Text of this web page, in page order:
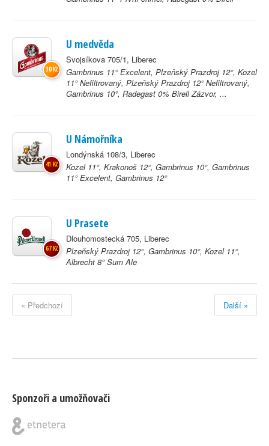
U medvěda
Svojsíkova 705/1, Liberec
Gambrinus 11° Excelent, Plzeňský Prazdroj 12°, Kozel
11° Nefiltrovaný, Plzeňský Prazdroj 12° Nefiltrovaný,
Gambrinus 10°, Radegast 0% Birell Zázvor, ...
30 Kč
U Námořníka
Londýnská 108/3, Liberec
Kozel 11°, Krakonoš 12°, Gambrinus 10°, Gambrinus
11° Excelent, Gambrinus 12°
41 Kč
U Prasete
Dlouhomostecká 705, Liberec
Plzeňský Prazdroj 12°, Gambrinus 10°, Kozel 11°,
Albrecht 8° Sum Ale
67 Kč
« Předchozí Další »
Sponzoři a umožňovači